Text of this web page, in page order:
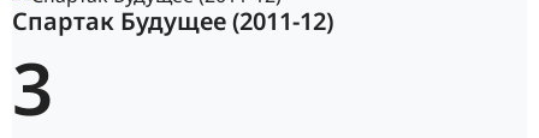
Спартак Будущее (2011-12)
3